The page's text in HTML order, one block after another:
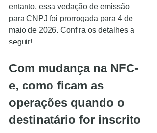
entanto, essa vedação de emissão
para CNPJ foi prorrogada para 4 de
maio de 2026. Confira os detalhes a
seguir!
Com mudança na NFC-
e, como ficam as
operações quando o
destinatário for inscrito